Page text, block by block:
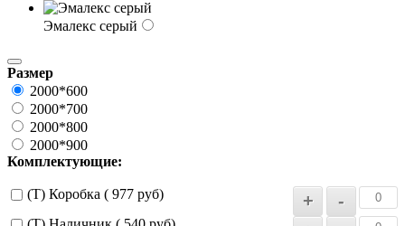
Эмалекс серый
Размер
2000*600
2000*700
2000*800
2000*900
Комплектующие:
(Т) Коробка ( 977 руб)